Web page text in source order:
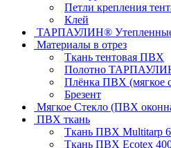
Петли крепления
Клей
ТАРПАУЛИН®
Материалы в отрез
Ткань тентовая ПВХ
Полотно
Плёнка ПВХ (мягкое
Брезент
Мягкое Стекло (ПВХ
ПВХ ткань
Ткань ПВХ Multitarp
Ткань ПВХ Ecotex